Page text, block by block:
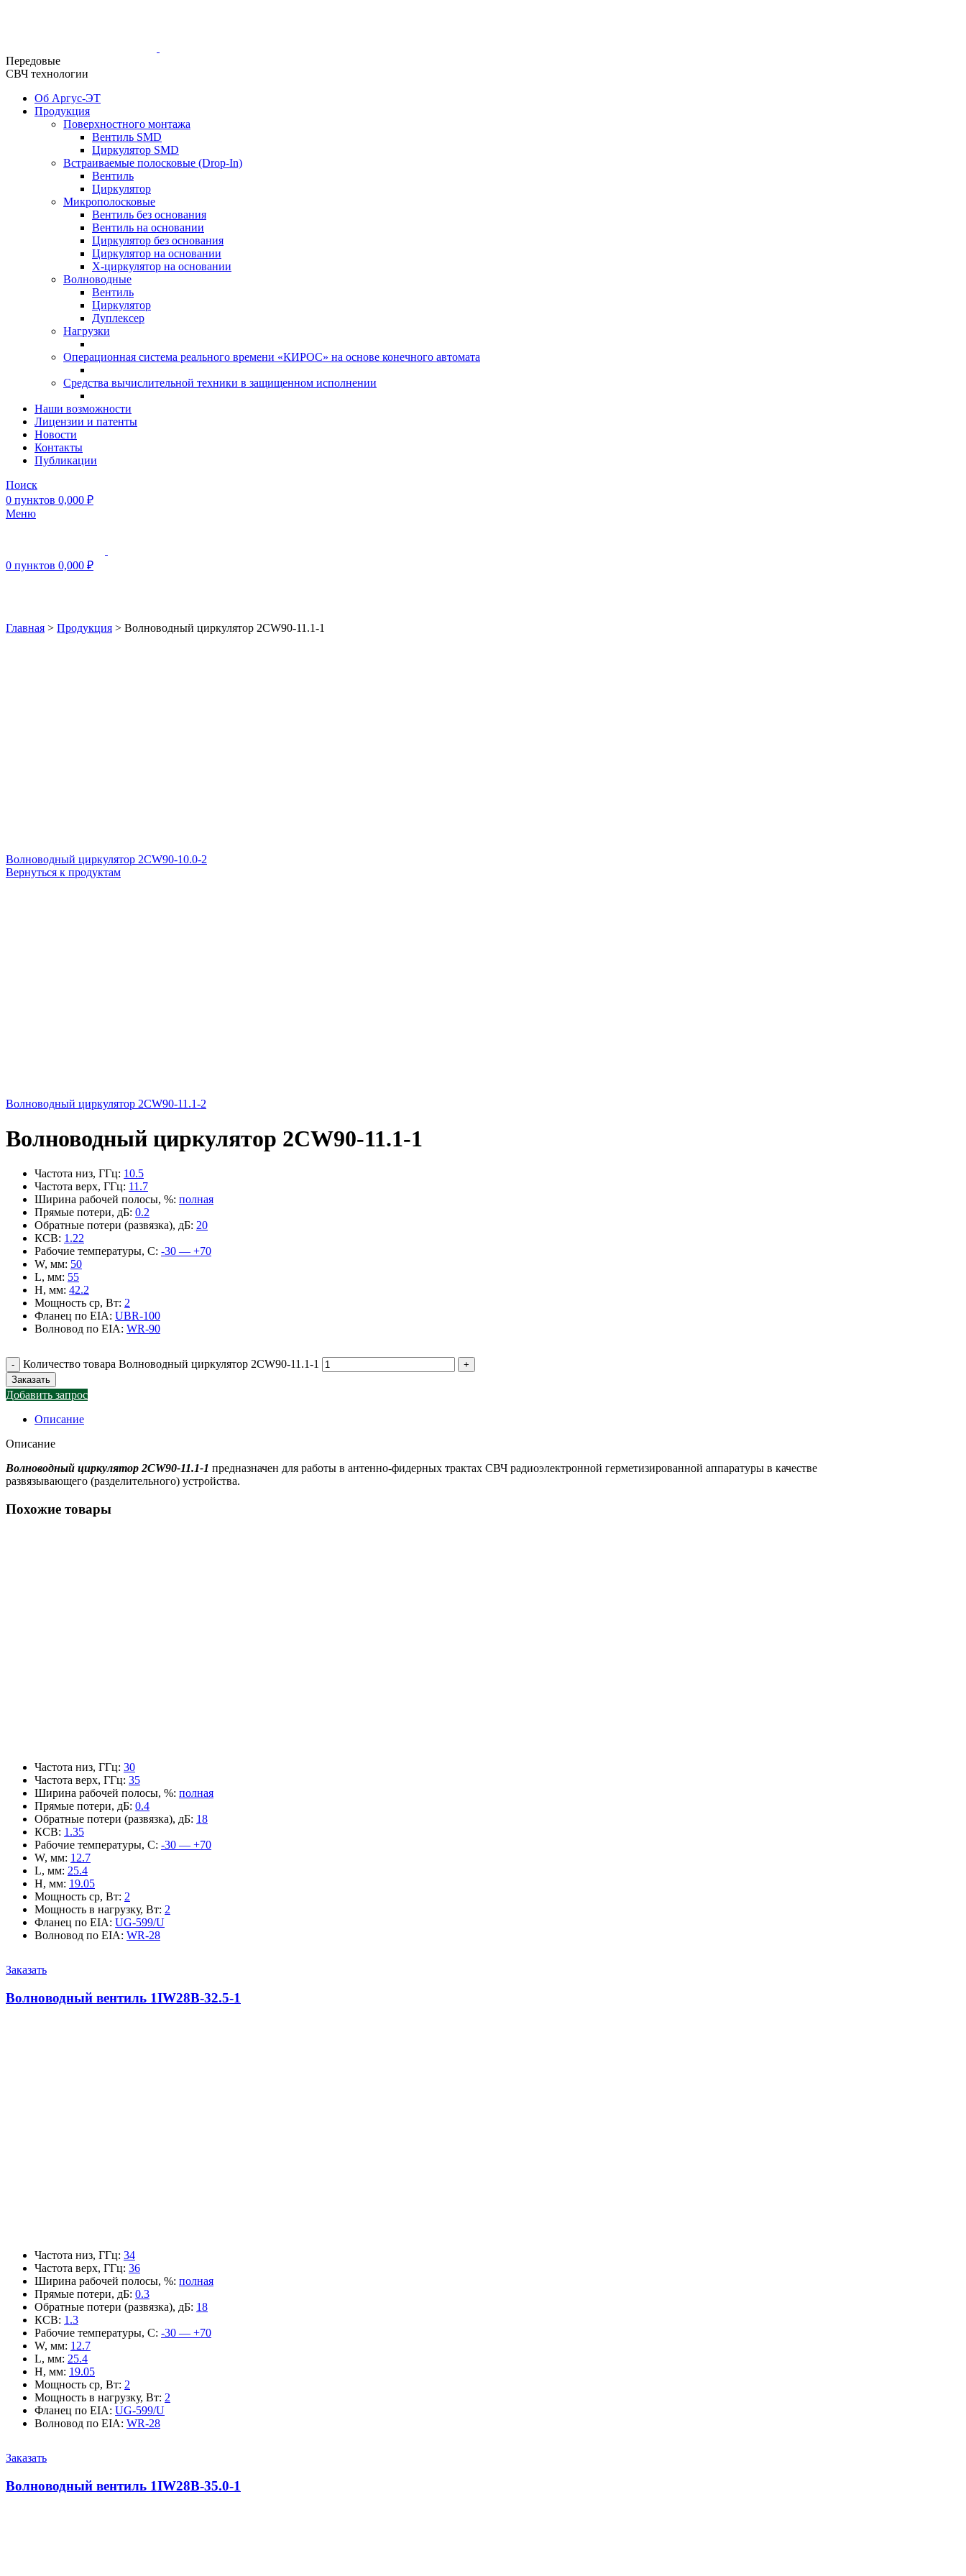
Передовые
СВЧ технологии
Об Аргус-ЭТ
Продукция
Поверхностного монтажа
Вентиль SMD
Циркулятор SMD
Встраиваемые полосковые (Drop-In)
Вентиль
Циркулятор
Микрополосковые
Вентиль без основания
Вентиль на основании
Циркулятор без основания
Циркулятор на основании
Х-циркулятор на основании
Волноводные
Вентиль
Циркулятор
Дуплексер
Нагрузки
Операционная система реального времени «КИРОС» на основе конечного автомата
Средства вычислительной техники в защищенном исполнении
Наши возможности
Лицензии и патенты
Новости
Контакты
Публикации
Поиск
0 пунктов 0,000 ₽
Меню
0 пунктов 0,000 ₽
Главная > Продукция > Волноводный циркулятор 2CW90-11.1-1
Волноводный циркулятор 2CW90-10.0-2
Вернуться к продуктам
Волноводный циркулятор 2CW90-11.1-2
Волноводный циркулятор 2CW90-11.1-1
Частота низ, ГГц: 10.5
Частота верх, ГГц: 11.7
Ширина рабочей полосы, %: полная
Прямые потери, дБ: 0.2
Обратные потери (развязка), дБ: 20
КСВ: 1.22
Рабочие температуры, С: -30 — +70
W, мм: 50
L, мм: 55
H, мм: 42.2
Мощность ср, Вт: 2
Фланец по EIA: UBR-100
Волновод по EIA: WR-90
Количество товара Волноводный циркулятор 2CW90-11.1-1
Заказать
Добавить запрос
Описание
Описание
Волноводный циркулятор 2CW90-11.1-1 предназначен для работы в антенно-фидерных трактах СВЧ радиоэлектронной герметизированной аппаратуры в качестве
развязывающего (разделительного) устройства.
Похожие товары
Частота низ, ГГц: 30
Частота верх, ГГц: 35
Ширина рабочей полосы, %: полная
Прямые потери, дБ: 0.4
Обратные потери (развязка), дБ: 18
КСВ: 1.35
Рабочие температуры, С: -30 — +70
W, мм: 12.7
L, мм: 25.4
H, мм: 19.05
Мощность ср, Вт: 2
Мощность в нагрузку, Вт: 2
Фланец по EIA: UG-599/U
Волновод по EIA: WR-28
Заказать
Волноводный вентиль 1IW28B-32.5-1
Частота низ, ГГц: 34
Частота верх, ГГц: 36
Ширина рабочей полосы, %: полная
Прямые потери, дБ: 0.3
Обратные потери (развязка), дБ: 18
КСВ: 1.3
Рабочие температуры, С: -30 — +70
W, мм: 12.7
L, мм: 25.4
H, мм: 19.05
Мощность ср, Вт: 2
Мощность в нагрузку, Вт: 2
Фланец по EIA: UG-599/U
Волновод по EIA: WR-28
Заказать
Волноводный вентиль 1IW28B-35.0-1